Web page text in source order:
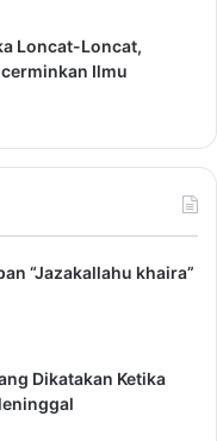
Loncat-Loncat,
Ilmu
“Jazakallahu khaira”
Dikatakan Ketika